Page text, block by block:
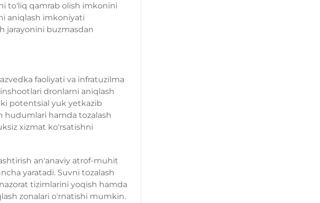
to'liq qamrab olish imkonini
aniqlash imkoniyati
jarayonini buzmasdan
faoliyati va infratuzilma
dronlarni aniqlash
potentsial yuk yetkazib
hudumlari hamda tozalash
xizmat ko'rsatishni
an'anaviy atrof-muhit
yaratadi. Suvni tozalash
tizimlarini yoqish hamda
zonalari o'rnatishi mumkin.